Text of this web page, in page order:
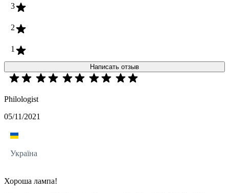
3
2
1
Написать отзыв
Philologist
05/11/2021
Україна
Хороша лампа!